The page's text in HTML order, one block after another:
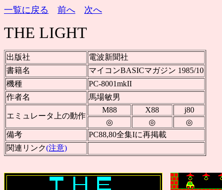
一覧に戻る 前へ 次へ
THE LIGHT
出版社
電波新聞社
書籍名
マイコンBASICマガジン 1985/10
機種
PC-8001mkII
作者名
馬場敏男
エミュレータ上の動作
M88 X88
j80
◎
◎
◎
備考
PC88,80全集Iに再掲載
関連リンク(注意)